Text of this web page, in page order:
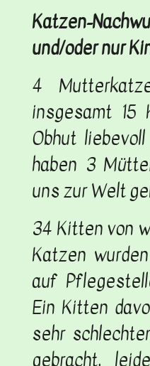
Katzen-
und/oder nur
4
insgesamt
Obhut
haben 3
uns zur Welt
34 Kitten von
Katzen
auf
Ein Kitten
sehr
gebracht,